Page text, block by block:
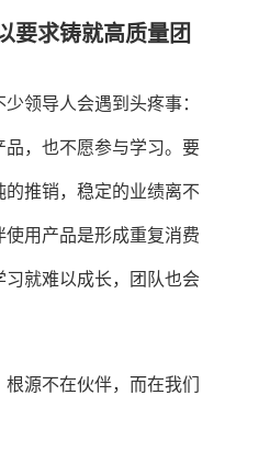
要求铸就高质量团
领导人会遇到头疼事：
品，也不愿参与学习。要
推销，稳定的业绩离不
用产品是形成重复消费
习就难以成长，团队也会
源不在伙伴，而在我们